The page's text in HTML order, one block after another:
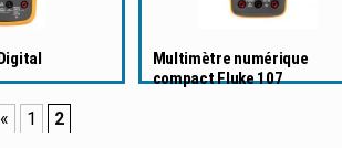
Multimètre numérique
compact Fluke 107
« 1 2